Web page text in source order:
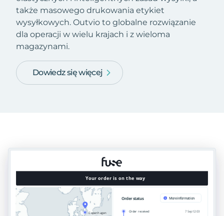
także masowego drukowania etykiet
wysyłkowych. Outvio to globalne rozwiązanie
dla operacji w wielu krajach i z wieloma
magazynami.
Dowiedz się więcej